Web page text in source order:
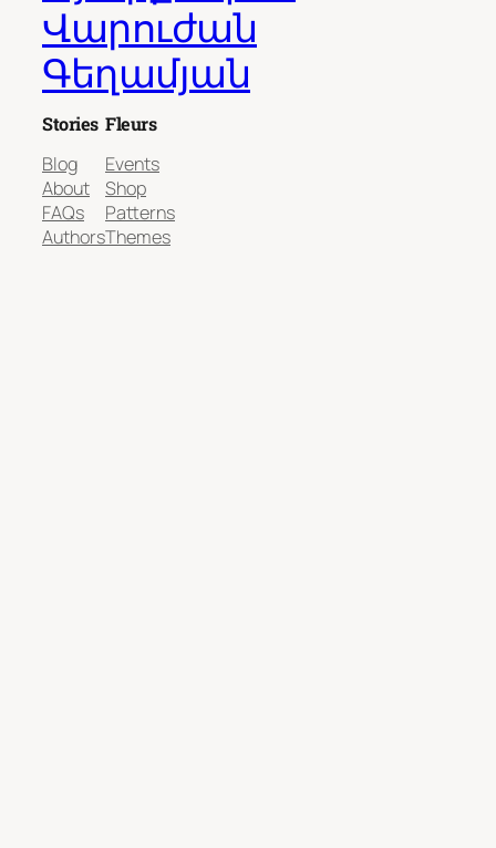
Վարուժան
Գեղամյան
Stories
Blog
About
FAQs
Authors
Fleurs
Events
Shop
Patterns
Themes